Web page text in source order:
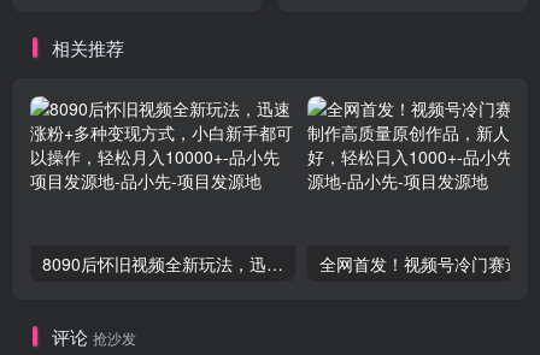
相关推荐
8090后怀旧视频全新玩法，迅速涨粉+多种变现方式，小白新手都可以操作，轻松月入10000+-品小先项目发源地
评论 抢沙发